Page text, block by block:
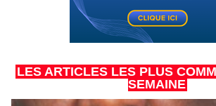
LES ARTICLES LES PLUS
SEMAINE